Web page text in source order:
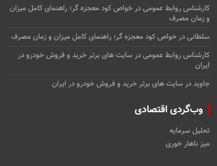
کارشناس روابط عمومیدرخواص کود معجزه گر؛ راهنمای کامل میزان
و زمان مصرف
سلطانیدرخواص کود معجزه گر؛ راهنمای کامل میزان و زمان مصرف
کارشناس روابط عمومیدرسایت های برتر خرید و فروش خودرو در
ایران
جاویددرسایت های برتر خرید و فروش خودرو در ایران
وب‌گردی اقتصادی
تحلیل سرمایه
میز ناهار خوری